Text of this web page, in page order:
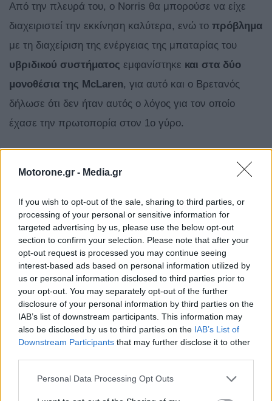
Motorone.gr - Media.gr
If you wish to opt-out of the sale, sharing to third parties, or
processing of your personal or sensitive information for
targeted advertising by us, please use the below opt-out
section to confirm your selection. Please note that after your
opt-out request is processed you may continue seeing
interest-based ads based on personal information utilized by
us or personal information disclosed to third parties prior to
your opt-out. You may separately opt-out of the further
disclosure of your personal information by third parties on the
IAB’s list of downstream participants. This information may
also be disclosed by us to third parties on the IAB’s List of
Downstream Participants that may further disclose it to other
Personal Data Processing Opt Outs
Από την πλευρά του, ο Norris θα μπορούσε να είχε
διαχειριστεί την εκκίνηση καλύτερα, ενώ το πρόβλημα
με τη διαχείριση της ενέργειας της μπαταρίας του
υβριδικού συστήματος εμφανίστηκε και στα δύο
μονοθέσια της McLaren, για αυτό και ο Βρετανός
δήλωσε ότι δεν ήταν αυτός ο λόγος για τον οποίο
έχασε την πρωτοπορία στον 1ο γύρο.
Αυτό ισοδυναμεί με μία «ανάσα»16 βαθμώνλοιπόν
για τονPiastri στη μονομαχία του τίτλου, με την
καλοκαιρινό διάλειμμα, να έχει περισσότερες στροφές
στις οποίες ο Norris ευελπιστεί ότι μπορεί να κάνει τη
διαφορά από τον Αυστραλό team-mate του, που
πέρυσι στο Hungaroring κατέκτησε την πρώτη του
νίκη.